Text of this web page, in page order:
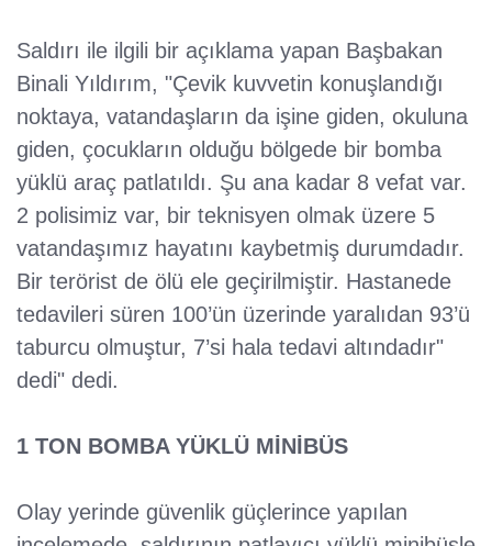
Saldırı ile ilgili bir açıklama yapan Başbakan
Binali Yıldırım, "Çevik kuvvetin konuşlandığı
noktaya, vatandaşların da işine giden, okuluna
giden, çocukların olduğu bölgede bir bomba
yüklü araç patlatıldı. Şu ana kadar 8 vefat var.
2 polisimiz var, bir teknisyen olmak üzere 5
vatandaşımız hayatını kaybetmiş durumdadır.
Bir terörist de ölü ele geçirilmiştir. Hastanede
tedavileri süren 100’ün üzerinde yaralıdan 93’ü
taburcu olmuştur, 7’si hala tedavi altındadır"
dedi" dedi.
1 TON BOMBA YÜKLÜ MİNİBÜS
Olay yerinde güvenlik güçlerince yapılan